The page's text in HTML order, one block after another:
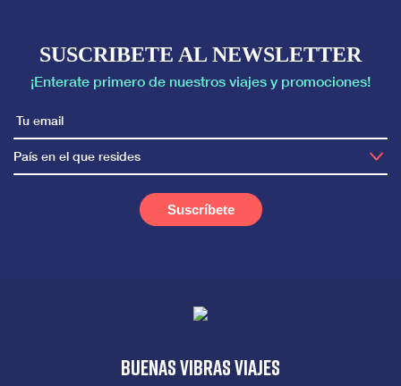
SUSCRIBETE AL NEWSLETTER
¡Enterate primero de nuestros viajes y promociones!
País en el que resides
Buenas vibras viajes